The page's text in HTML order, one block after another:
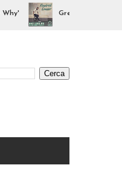
Greezzly Remix: Il